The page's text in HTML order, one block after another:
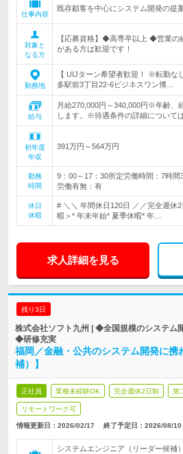
仕事内容
既存顧客を中心にシステム開発の提
対象と
なる方
【応募資格】◆高専卒以上 ◆営業
がある方は歓迎です！
勤務地
【 UIJターン希望者歓迎！ ※転勤な
多駅前3丁目22-6ビジネスワン博…
給与
月給270,000円～340,000円※年齢、
します。※待遇条件の詳細について
初年度
年収
391万円～564万円
勤務
時間
9：00～17：30所定労働時間：7時
労働有無：有
休日
休暇
# ＼＼ 年間休日120日 ／／完全週休
暇＞* 年末年始* 夏季休暇* 年…
求人詳細を見る
残り3日
株式会社ソフト九州 | ◆全国規模のシステム
◆研修充実
福岡／金融・公共のシステム開発に携
補）】
正社員 業種未経験OK 完全週休2日制 第
リモートワーク可
情報更新日：2026/02/17 終了予定日： 2026/08/10
システムエンジニア（リーダー候補